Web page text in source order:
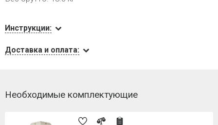
Инструкции:
Доставка и оплата:
Необходимые комплектующие